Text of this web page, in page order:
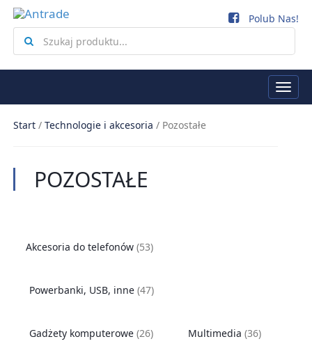
Search
for
Polub Nas!
Start /Technologie i akcesoria / Pozostałe
POZOSTAŁE
Akcesoria do telefonów (53)
Powerbanki, USB, inne (47)
Gadżety komputerowe (26) Multimedia (36)